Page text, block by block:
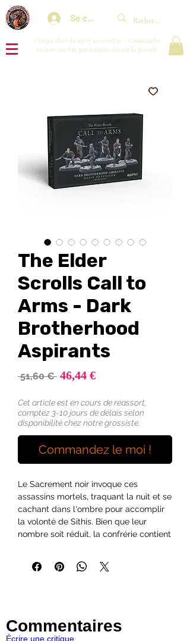
Se connecter
Congés d'été du 29/07 au 10/08/26 : Commandes
traitées une fois par semaine durant la période.
The Elder
Scrolls Call to
Arms - Dark
Brotherhood
Aspirants
51,60 € Prix
46,44 €Prix
Cet article est en cours de réassort,
comptez 3-10 jours de délais selon
disponibilité chez notre grossiste.
Commandez le moi !
Le Sacrement noir invoque ces
assassins mortels, traquant la nuit et se
cachant dans l'ombre pour accomplir
la volonté de Sithis. Bien que leur
nombre soit réduit, la confrérie contient
cherchant à gagner les faveurs de la
Mère de la Nuit. Seuls ceux qui sont
Comprend :
Commentaires
Écrire une critique